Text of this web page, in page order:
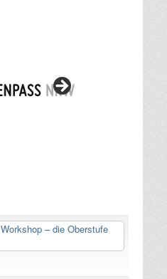
– die Oberstufe